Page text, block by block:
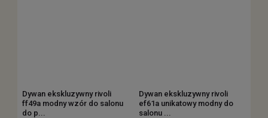
Dywan ekskluzywny rivoli
ff49a modny wzór do salonu
do p...
Dywan ekskluzywny rivoli
ef61a unikatowy modny do
salonu ...